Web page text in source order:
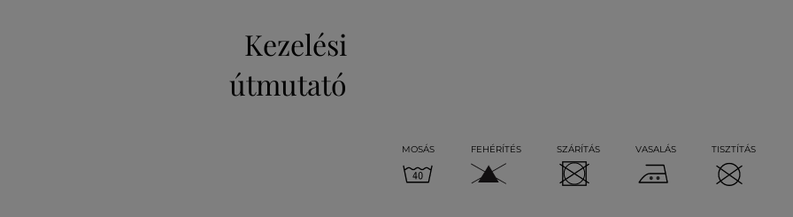
Kezelési
útmutató
MOSÁS FEHÉRÍTÉS SZÁRÍTÁS VASALÁS TISZTÍTÁS